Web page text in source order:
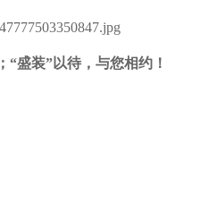
“盛装”以待，与您相约！